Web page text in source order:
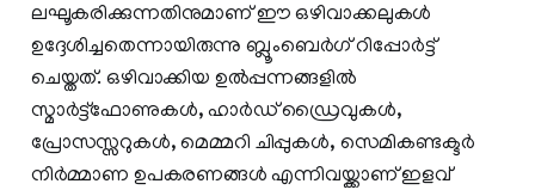
ലഘൂകരിക്കുന്നതിനുമാണ് ഈ ഒഴിവാക്കലുകൾ
ഉദ്ദേശിച്ചതെന്നായിരുന്നു ബ്ലൂംബെർഗ് റിപ്പോർട്ട്
ചെയ്തത്. ഒഴിവാക്കിയ ഉൽപ്പന്നങ്ങളിൽ
സ്മാർട്ട്‌ഫോണുകൾ, ഹാർഡ് ഡ്രൈവുകൾ,
പ്രോസസ്സറുകൾ, മെമ്മറി ചിപ്പുകൾ, സെമികണ്ടക്ടർ
നിർമ്മാണ ഉപകരണങ്ങൾ എന്നിവയ്ക്കാണ് ഇളവ്